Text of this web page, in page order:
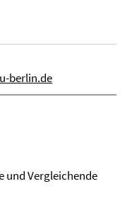
berlin.de
und Vergleichende